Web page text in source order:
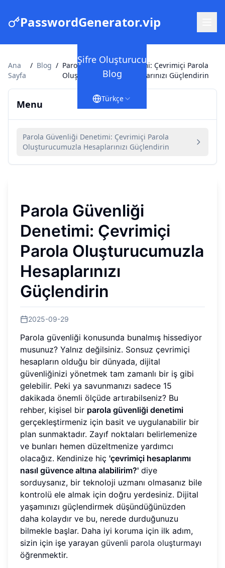
PasswordGenerator.vip
Şifre Oluşturucu
Blog
Türkçe
Ana
Sayfa
/ Blog / Parola Güvenliği Denetimi: Çevrimiçi Parola
Oluşturucumuzla Hesaplarınızı Güçlendirin
Menu
Parola Güvenliği Denetimi: Çevrimiçi Parola
Oluşturucumuzla Hesaplarınızı Güçlendirin
Parola Güvenliği
Denetimi: Çevrimiçi
Parola Oluşturucumuzla
Hesaplarınızı
Güçlendirin
2025-09-29
Parola güvenliği konusunda bunalmış hissediyor
musunuz? Yalnız değilsiniz. Sonsuz çevrimiçi
hesapların olduğu bir dünyada, dijital
güvenliğinizi yönetmek tam zamanlı bir iş gibi
gelebilir. Peki ya savunmanızı sadece 15
dakikada önemli ölçüde artırabilseniz? Bu
rehber, kişisel bir parola güvenliği denetimi
gerçekleştirmeniz için basit ve uygulanabilir bir
plan sunmaktadır. Zayıf noktaları belirlemenize
ve bunları hemen düzeltmenize yardımcı
olacağız. Kendinize hiç 'çevrimiçi hesaplarımı
nasıl güvence altına alabilirim?' diye
sorduysanız, bir teknoloji uzmanı olmasanız bile
kontrolü ele almak için doğru yerdesiniz. Dijital
yaşamınızı güçlendirmek düşündüğünüzden
daha kolaydır ve bu, nerede durduğunuzu
bilmekle başlar. Daha iyi koruma için ilk adım,
sizin için işe yarayan güvenli parola oluşturmayı
öğrenmektir.